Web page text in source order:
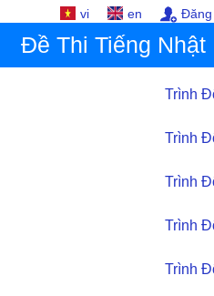
vi en Đăng
Đề Thi Tiếng Nhật
Trình
Trình
Trình
Trình
Trình